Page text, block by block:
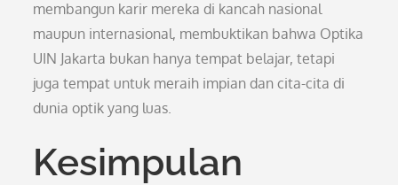
membangun karir mereka di kancah nasional
maupun internasional, membuktikan bahwa Optika
UIN Jakarta bukan hanya tempat belajar, tetapi
juga tempat untuk meraih impian dan cita-cita di
dunia optik yang luas.
Kesimpulan